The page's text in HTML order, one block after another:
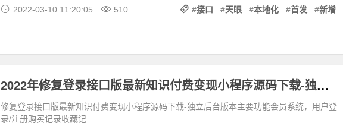
2022-03-10 11:20:05 510 #接口 #天眼 #本地化 #首发 #新增
2022年修复登录接口版最新知识付费变现小程序源码下载-独立后台版本
修复登录接口版最新知识付费变现小程序源码下载-独立后台版本主要功能会员系统，用户登
录/注册购买记录收藏记